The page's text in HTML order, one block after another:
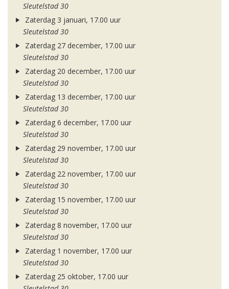
Sleutelstad 30
Zaterdag 3 januari, 17.00 uur
Sleutelstad 30
Zaterdag 27 december, 17.00 uur
Sleutelstad 30
Zaterdag 20 december, 17.00 uur
Sleutelstad 30
Zaterdag 13 december, 17.00 uur
Sleutelstad 30
Zaterdag 6 december, 17.00 uur
Sleutelstad 30
Zaterdag 29 november, 17.00 uur
Sleutelstad 30
Zaterdag 22 november, 17.00 uur
Sleutelstad 30
Zaterdag 15 november, 17.00 uur
Sleutelstad 30
Zaterdag 8 november, 17.00 uur
Sleutelstad 30
Zaterdag 1 november, 17.00 uur
Sleutelstad 30
Zaterdag 25 oktober, 17.00 uur